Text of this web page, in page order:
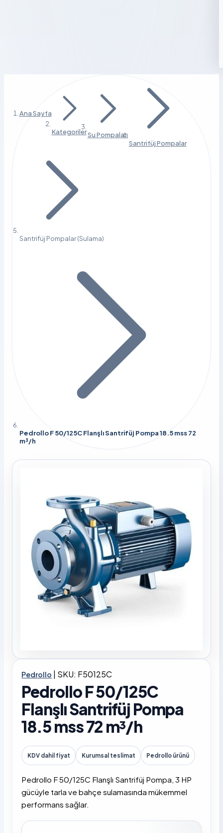
Ana Sayfa
KategorilerSu Pompaları
Santrifüj Pompalar
Santrifüj Pompalar (Sulama)
Pedrollo F 50/125C Flanşlı Santrifüj Pompa 18.5 mss 72
m³/h
Pedrollo | SKU: F50125C
Pedrollo F 50/125C
Flanşlı Santrifüj Pompa
18.5 mss 72 m³/h
KDV dahil fiyat Kurumsal teslimat Pedrollo ürünü
Pedrollo F 50/125C Flanşlı Santrifüj Pompa, 3 HP
gücüyle tarla ve bahçe sulamasında mükemmel
performans sağlar.